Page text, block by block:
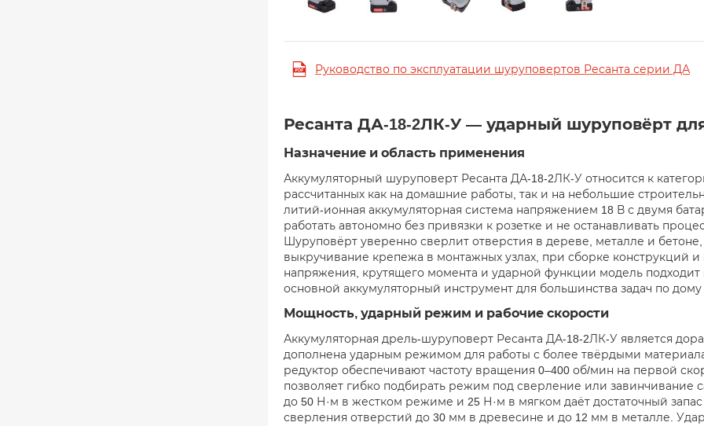
Руководство по эксплуатации шуруповертов Ресанта серии ДА
Ресанта ДА-18-2ЛК-У — ударный шуруповёрт
Назначение и область применения
Аккумуляторный шуруповерт Ресанта ДА-18-2ЛК-У относится к
рассчитанных как на домашние работы, так и на небольшие
литий-ионная аккумуляторная система напряжением 18 В с двумя
работать автономно без привязки к розетке и не останавливать
Шуруповёрт уверенно сверлит отверстия в дереве, металле и
выкручивание крепежа в монтажных узлах, при сборке конструкций
напряжения, крутящего момента и ударной функции модель
основной аккумуляторный инструмент для большинства задач по дому
Мощность, ударный режим и рабочие скорости
Аккумуляторная дрель-шуруповерт Ресанта ДА-18-2ЛК-У является
дополнена ударным режимом для работы с более твёрдыми
редуктор обеспечивают частоту вращения 0–400 об/мин на первой
позволяет гибко подбирать режим под сверление или
до 50 Н·м в жестком режиме и 25 Н·м в мягком даёт достаточный
сверления отверстий до 30 мм в древесине и до 12 мм в металле.